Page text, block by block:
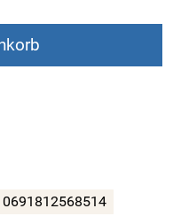
0691812568514